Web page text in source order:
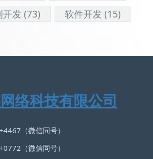
发 (73) 软件开发 (15)
络科技有限公司
（微信同号）
（微信同号）